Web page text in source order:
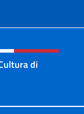
tête
di